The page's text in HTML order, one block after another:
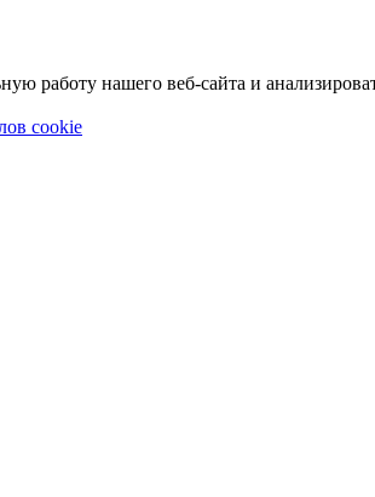
работу нашего веб-сайта и
cookie